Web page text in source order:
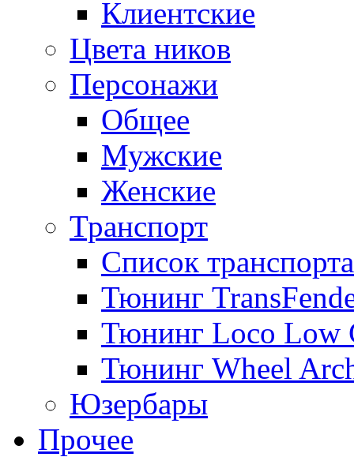
Клиентские
Цвета ников
Персонажи
Общее
Мужские
Женские
Транспорт
Список транспорта
Тюнинг
Тюнинг Loco Low
Тюнинг Wheel
Юзербары
Прочее